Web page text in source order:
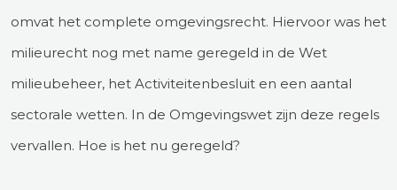
omvat het complete omgevingsrecht. Hiervoor was het
milieurecht nog met name geregeld in de Wet
milieubeheer, het Activiteitenbesluit en een aantal
sectorale wetten. In de Omgevingswet zijn deze regels
vervallen. Hoe is het nu geregeld?